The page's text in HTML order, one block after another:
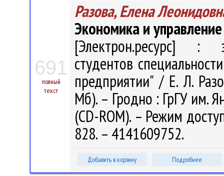
691
полный
текст
Разова, Елена
Экономика и
[Электрон.ресурс] :
студентов
предприятии" / Е. Л.
Мб). – Гродно : ГрГУ им.
(CD-ROM). – Режим
828. – 4141609752.
Добавить в корзину Подробнее